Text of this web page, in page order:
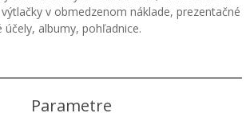
v obmedzenom náklade, prezentačné
účely, albumy, pohľadnice.
Parametre